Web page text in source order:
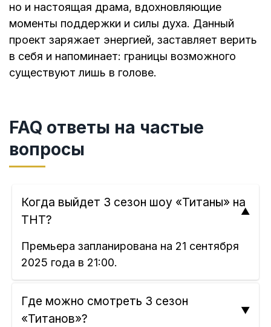
но и настоящая драма, вдохновляющие
моменты поддержки и силы духа. Данный
проект заряжает энергией, заставляет верить
в себя и напоминает: границы возможного
существуют лишь в голове.
FAQ ответы на частые
вопросы
Когда выйдет 3 сезон шоу «Титаны» на
ТНТ?
Премьера запланирована на 21 сентября
2025 года в 21:00.
Где можно смотреть 3 сезон
«Титанов»?